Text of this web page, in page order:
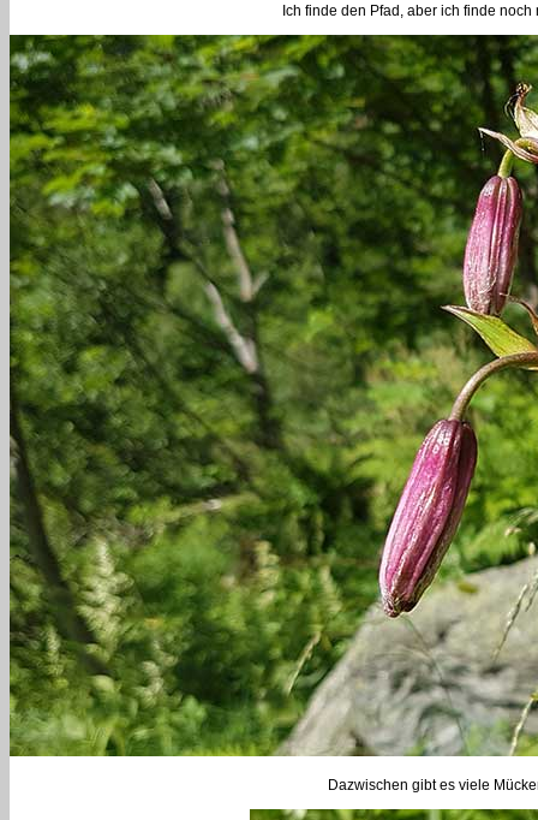
Ich finde den Pfad, aber ich finde
Dazwischen gibt es viele